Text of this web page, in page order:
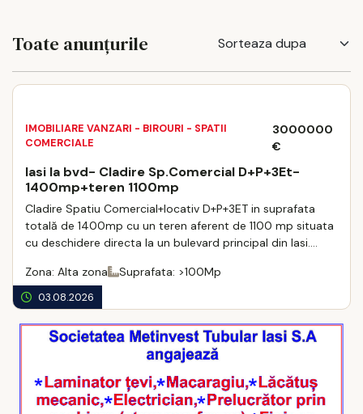
Toate anunțurile
03.08.2026
IMOBILIARE VANZARI - BIROURI - SPATII
COMERCIALE
3000000
€
Iasi la bvd- Cladire Sp.Comercial D+P+3Et-
1400mp+teren 1100mp
Cladire Spatiu Comercial+locativ D+P+3ET in suprafata
totală de 1400mp cu un teren aferent de 1100 mp situata
cu deschidere directa la un bulevard principal din Iasi.
Zona: Alta zona
Suprafata: >100Mp